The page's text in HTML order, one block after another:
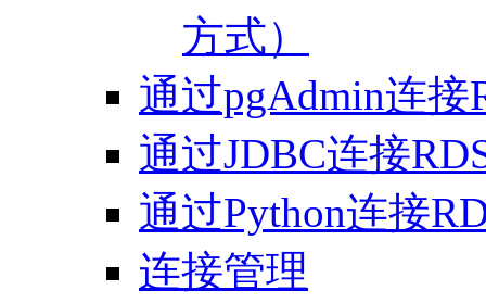
方式）
通过pgAdmin连接
通过JDBC连接
通过Python连接
连接管理